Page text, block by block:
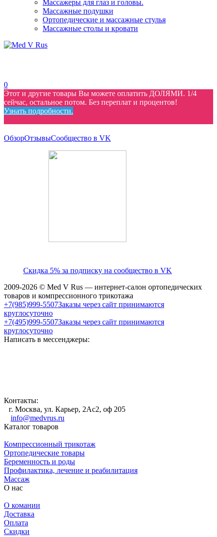
Массажеры для глаз и головы.
Массажные подушки
Ортопедические и массажные стулья
Массажные столы и кровати
0
Этот и другие товары Вы можете оплатить ДОЛЯМИ. 1/4
сейчас, остальное потом. Без переплат и процентов!
Узнать подробности.
ОбзорОтзывыСообщество в VK
Скидка 5% за подписку на сообщество в VK
2009-2026 © Med V Rus — интернет-салон ортопедических
товаров и компрессионного трикотажа
+7(985)999-5507Заказы через сайт принимаются
круглосуточно
+7(495)999-5507Заказы через сайт принимаются
круглосуточно
Написать в мессенджеры:
Контакты:
г. Москва, ул. Карьер, 2Ас2, оф 205
info@medvrus.ru
Каталог товаров
Компрессионный трикотаж
Ортопедические товары
Беременность и роды
Профилактика, лечение и реабилитация
Массаж
О нас
О комании
Доставка
Оплата
Скидки